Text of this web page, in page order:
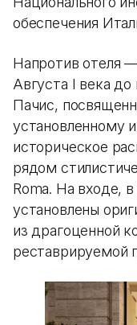
обеспечения
Напротив отеля
Августа I века
Пачис,
установленному
историческое
рядом
Roma. На входе,
установлены
из драгоценной
реставрируемой